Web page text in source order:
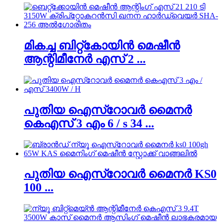
മികച്ച ബിറ്റ്കോയിൻ മെഷീൻ
ആന്റിമീനേർ എസ് 2 ...
പുതിയ ഐസ്റോവർ മൈനർ
കെഎസ് 3 എം 6 / s 34 ...
പുതിയ ഐസ്റോവർ മൈനർ KS0
100 ...